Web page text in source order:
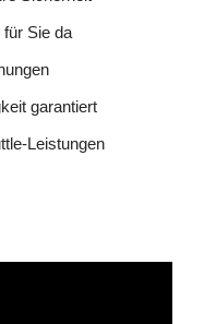
Sie da
garantiert
Leistungen